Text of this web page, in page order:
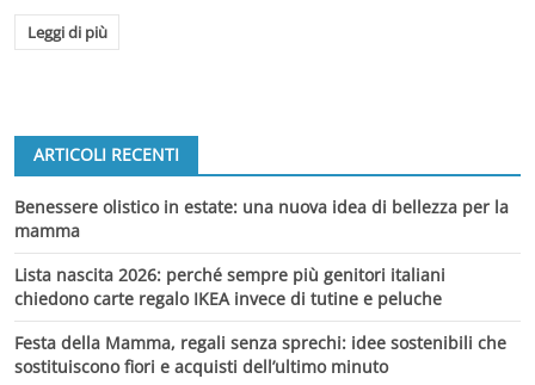
Leggi di più
ARTICOLI RECENTI
Benessere olistico in estate: una nuova idea di bellezza per la
mamma
Lista nascita 2026: perché sempre più genitori italiani
chiedono carte regalo IKEA invece di tutine e peluche
Festa della Mamma, regali senza sprechi: idee sostenibili che
sostituiscono fiori e acquisti dell’ultimo minuto